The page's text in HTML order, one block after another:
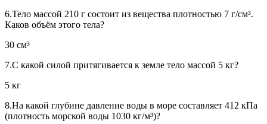
6.Тело массой 210 г состоит из вещества плотностью 7 г/см³.
Каков объём этого тела?
30 см³
7.С какой силой притягивается к земле тело массой 5 кг?
5 кг
8.На какой глубине давление воды в море составляет 412 кПа
(плотность морской воды 1030 кг/м³)?